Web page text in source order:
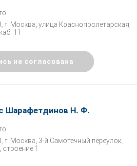
г. Москва, улица Краснопролетарская,
11
не согласована
Шарафетдинов Н. Ф.
г. Москва, 3-й Самотечный переулок,
строение 1